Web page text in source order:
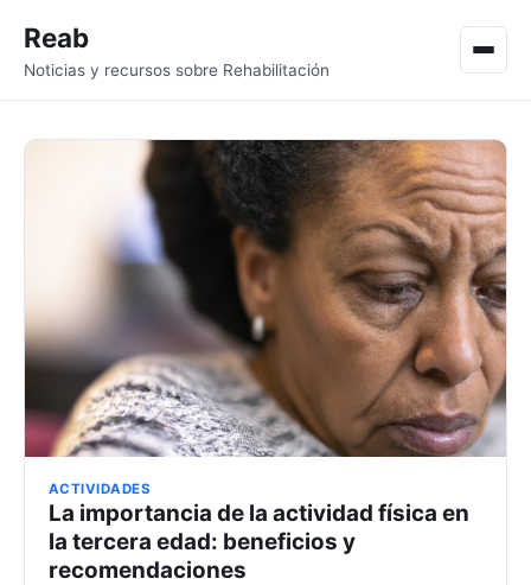
Reab
Noticias y recursos sobre Rehabilitación
ACTIVIDADES
La importancia de la actividad física en
la tercera edad: beneficios y
recomendaciones